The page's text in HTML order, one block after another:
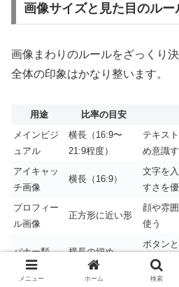
画像サイズと見た目のル
画像まわりのルールをざっくり
全体の印象はかなり整います。
用途 比率の目安
メインビジ
ュアル
横長（16:9〜
21:9程度）
テキス
め意識
アイキャッ
チ画像
横長（16:9）
文字を
すさを
プロフィー
ル画像
正方形に近い形
顔や雰
使う
バナー類 横長の細め
ボタン
やすい
メニュー ホーム 検索